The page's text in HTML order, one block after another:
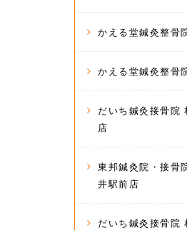
かえる堂鍼灸整骨
かえる堂鍼灸整骨
だいち鍼灸接骨院
店
東邦鍼灸院・接骨
井駅前店
だいち鍼灸接骨院